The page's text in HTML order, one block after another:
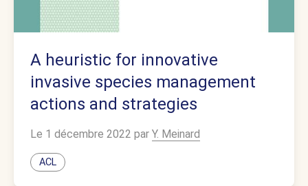
A heuristic for innovative
invasive species management
actions and strategies
Le 1 décembre 2022 par Y. Meinard
ACL